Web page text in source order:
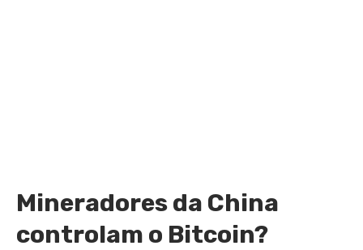
Mineradores da China
controlam o Bitcoin?